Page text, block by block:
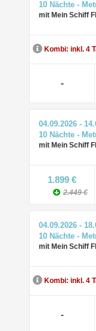
10 Nächte -
mit Mein Schiff
Kombi: inkl. 4
-
04.09.2026 -
10 Nächte -
mit Mein Schiff
1.899 €
2.449 €
04.09.2026 -
10 Nächte -
mit Mein Schiff
Kombi: inkl. 4
-